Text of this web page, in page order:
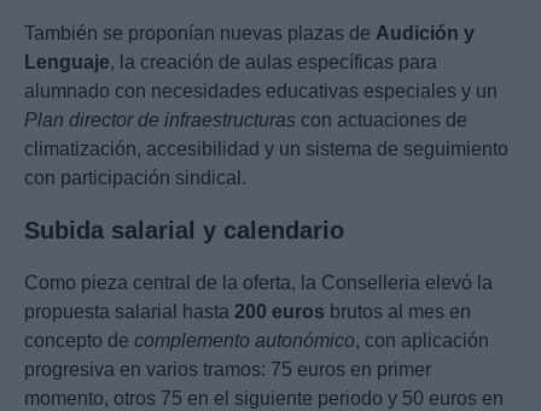
También se proponían nuevas plazas de Audición y
Lenguaje, la creación de aulas específicas para
alumnado con necesidades educativas especiales y un
Plan director de infraestructuras con actuaciones de
climatización, accesibilidad y un sistema de seguimiento
con participación sindical.
Subida salarial y calendario
Como pieza central de la oferta, la Conselleria elevó la
propuesta salarial hasta 200 euros brutos al mes en
concepto de complemento autonómico, con aplicación
progresiva en varios tramos: 75 euros en primer
momento, otros 75 en el siguiente periodo y 50 euros en